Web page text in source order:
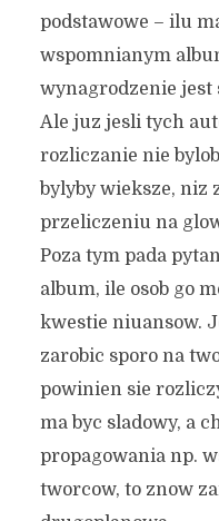
podstawowe – ilu
wspomnianym
wynagrodzenie jest
Ale juz jesli tych
rozliczanie nie
bylyby wieksze, niz
przeliczeniu na
Poza tym pada
album, ile osob go
kwestie niuansow.
zarobic sporo na
powinien sie
ma byc sladowy, a
propagowania np.
tworcow, to znow